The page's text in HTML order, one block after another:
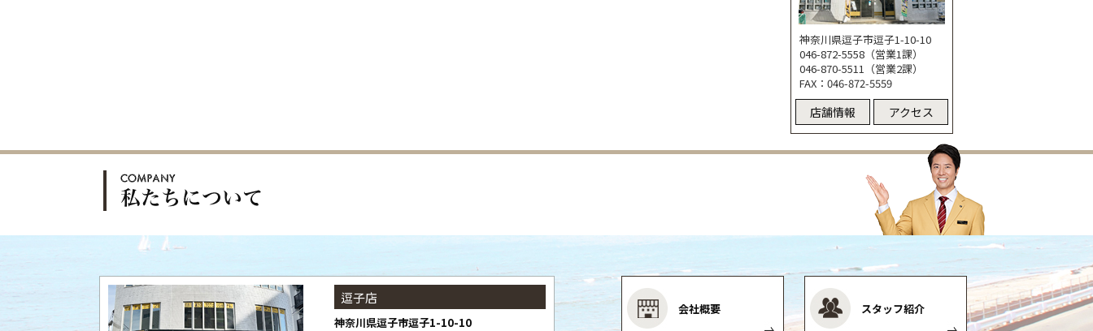
神奈川県逗子市逗子1-10-10
046-872-5558（営業1課）
046-870-5511（営業2課）
FAX：046-872-5559
店舗情報 アクセス
逗子店
神奈川県逗子市逗子1-10-10
会社概要 スタッフ紹介